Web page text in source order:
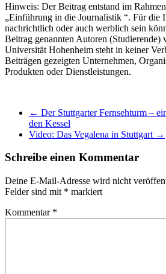
Hinweis: Der Beitrag entstand im
„Einführung in die Journalistik “. Für die
nachrichtlich oder auch werblich sein
Beitrag genannten Autoren
Universität Hohenheim steht in keiner
Beiträgen gezeigten Unternehmen,
Produkten oder Dienstleistungen.
← Der Stuttgarter Fernsehturm –
den Kessel
Video: Das Vegalena in Stuttgart →
Schreibe einen Kommentar
Deine E-Mail-Adresse wird nicht
Felder sind mit * markiert
Kommentar *